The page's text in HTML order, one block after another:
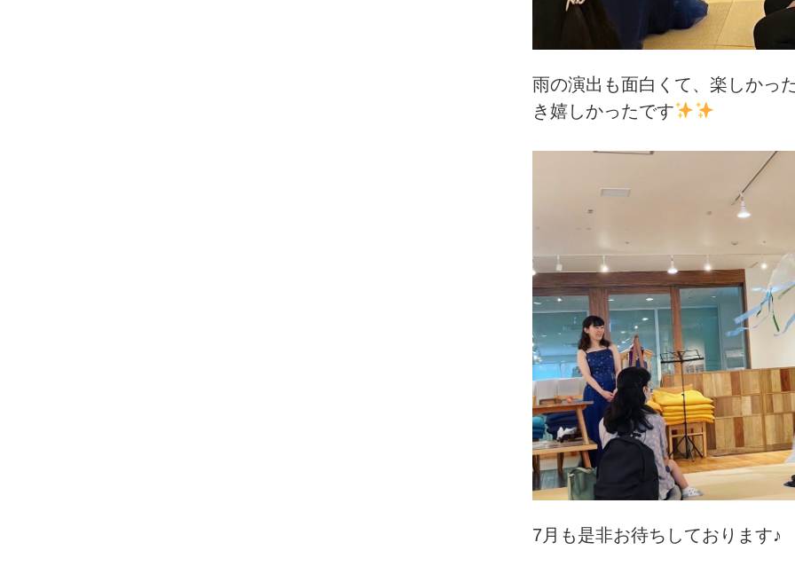
雨の演出も面白くて、楽しかっ
き嬉しかったです
7月も是非お待ちしております♪